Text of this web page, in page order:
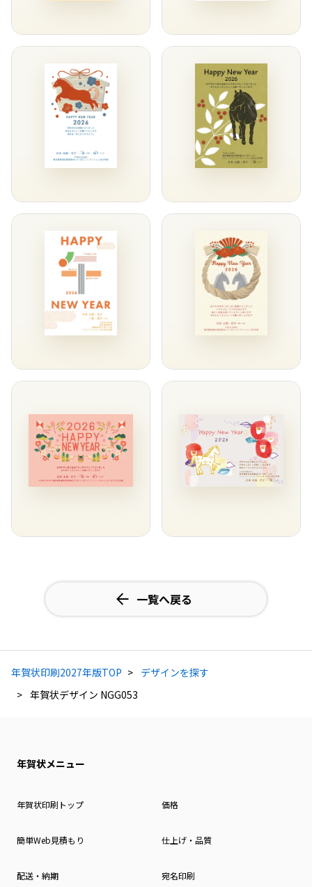
一覧へ戻る
年賀状印刷2027年版TOP
デザインを探す
年賀状デザイン NGG053
年賀状メニュー
年賀状印刷トップ 価格
簡単Web見積もり 仕上げ・品質
配送・納期 宛名印刷